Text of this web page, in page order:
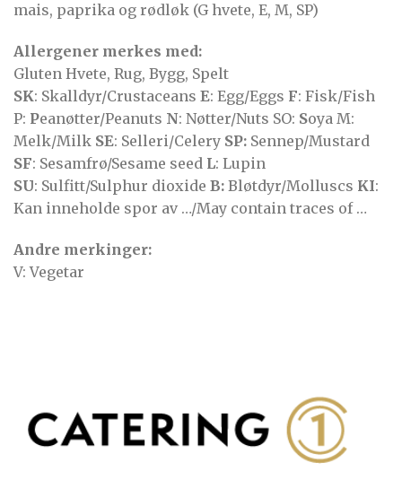
mais, paprika og rødløk (G hvete, E, M, SP)
Allergener merkes med:
Gluten Hvete, Rug, Bygg, Spelt
SK: Skalldyr/Crustaceans E: Egg/Eggs F: Fisk/Fish
P: Peanøtter/Peanuts N: Nøtter/Nuts SO: Soya M:
Melk/Milk SE: Selleri/Celery SP: Sennep/Mustard
SF: Sesamfrø/Sesame seed L: Lupin
SU: Sulfitt/Sulphur dioxide B: Bløtdyr/Molluscs KI:
Kan inneholde spor av …/May contain traces of …
Andre merkinger:
V: Vegetar